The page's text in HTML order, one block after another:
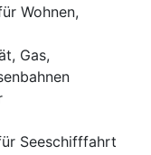
Wohnen,
Gas,
Seeschifffahrt